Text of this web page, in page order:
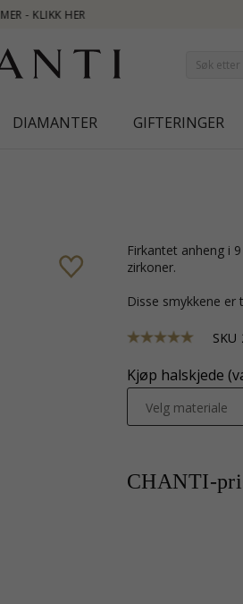
DIAMANTER GIFTERINGER
firkantet anheng i 9 karat gull med blank overflate og 9 fasettslipte hvite
zirkoner.
Disse smykkene
SKU
Kjøp halskjede
Velg materiale
CHANTI-